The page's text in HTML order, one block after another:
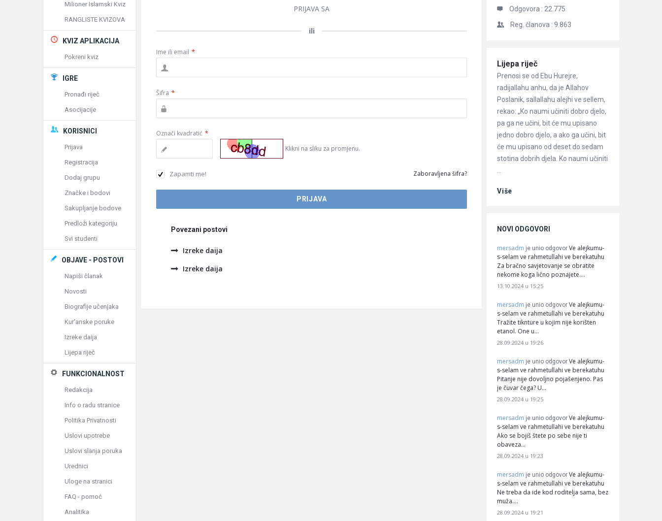
PRIJAVA SA
ili
Ime ili email *
Šifra *
Označi kvadratić *
Klikni na sliku za promjenu.
Zapamti me! Zaboravljena šifra?
Povezani postovi
Izreke daija
Izreke daija
Odgovora : 22.775
Reg. članova : 9.863
Članci
Lijepa riječ
Prenosi se od Ebu Hurejre,
radijallahu anhu, da je Allahov
Poslanik, sallallahu alejhi ve sellem,
rekao: „Ko naumi učiniti dobro djelo,
pa ga ne učini, bit će mu upisano
jedno dobro djelo, a ako ga učini, bit
će mu upisano od deset do sedam
stotina dobrih djela. Ko naumi učiniti
Više
NOVI ODGOVORI
mersadm je unio odgovor Ve alejkumu-
s-selam ve rahmetullahi ve berekatuhu
Za bračno savjetovanje se obratite
nekome koga lično poznajete.…
13.10.2024 u 15:25
mersadm je unio odgovor Ve alejkumu-
s-selam ve rahmetullahi ve berekatuhu
Tražite tiknture u kojim nije korišten
etanol. One u…
28.09.2024 u 19:26
mersadm je unio odgovor Ve alejkumu-
s-selam ve rahmetullahi ve berekatuhu
Pitanje nije dovoljno pojašenjeno. Pas
je čuvar čega? U…
28.09.2024 u 19:25
mersadm je unio odgovor Ve alejkumu-
s-selam ve rahmetullahi ve berekatuhu
Ako se bojiš štete po sebe nije ti
obaveza…
28.09.2024 u 19:23
mersadm je unio odgovor Ve alejkumu-
s-selam ve rahmetullahi ve berekatuhu
Ne treba da ide kod roditelja sama, bez
muža.…
28.09.2024 u 19:21
Milioner Islamski Kviz
RANGLISTE KVIZOVA
KVIZ APLIKACIJA
Pokreni kviz
IGRE
Pronađi riječ
Asocijacije
KORISNICI
Prijava
Registracija
Dodaj grupu
Značke i bodovi
Sakupljanje bodove
Predloži kategoriju
Svi studenti
OBJAVE - POSTOVI
Napiši članak
Novosti
Biografije učenjaka
Kur'anske poruke
Izreke daija
Lijepa riječ
FUNKCIONALNOST
Redakcija
Info o radu stranice
Politika Privatnosti
Uslovi upotrebe
Uslovi slanja poruka
Urednici
Uloge na stranici
FAQ - pomoć
Analitika